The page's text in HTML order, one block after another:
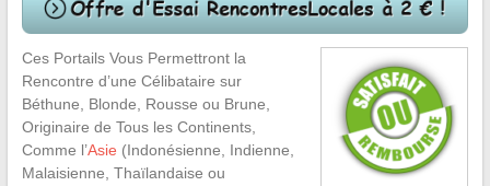
Ces Portails Vous Permettront la
Rencontre d’une Célibataire sur
Béthune, Blonde, Rousse ou Brune,
Originaire de Tous les Continents,
Comme l’Asie (Indonésienne, Indienne,
Malaisienne, Thaïlandaise ou